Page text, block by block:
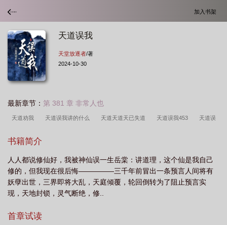
加入书架
天道误我
天堂放逐者/著
2024-10-30
最新章节： 第 381 章 非常人也
天道劝我 天道误我讲的什么 天道天道天已失道 天道误我453 天道误
误我晋江
道误我TXT笔趣阁 天道误我天堂放逐者txt 天道误我百度 天道有悔 天道
在我是什么意思 天道误我全本txt 天道误我 作者天堂放逐者txt 天道误我
txt 天道误我免费阅读全文 天道误我完结了吗
误我岳棠 天道误我三观尽毁
书籍简介
人人都说修仙好，我被神仙误一生岳棠：讲道理，这个仙是我自己
修的，但我现在很后悔—————三千年前冒出一条预言人间将有
妖孽出世，三界即将大乱，天庭倾覆，轮回倒转为了阻止预言实
现，天地封锁，灵气断绝，修..
首章试读